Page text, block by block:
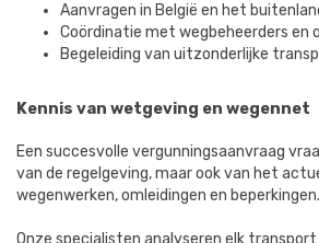
Aanvragen in België en het
Coördinatie met wegbeheerders en
Begeleiding van uitzonderlijke
Kennis van wetgeving en wegennet
Een succesvolle vergunningsaanvraag
van de regelgeving, maar ook van het
wegenwerken, omleidingen en beperkingen.
Onze specialisten analyseren elk